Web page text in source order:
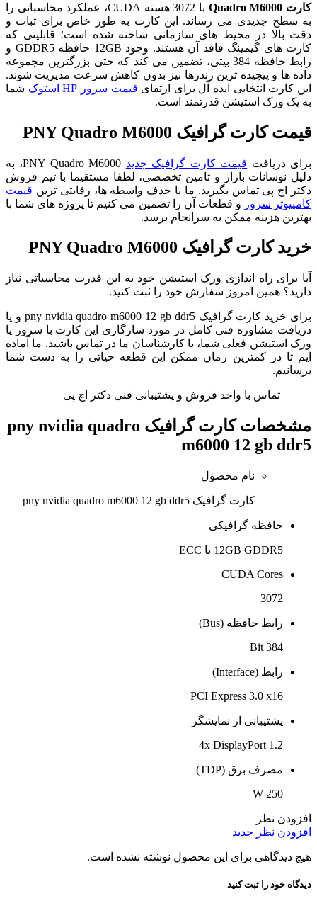
کارت Quadro M6000
با 3072 هسته CUDA، عملکرد محاسباتی را
به سطح جدیدی می رساند. این کارت به طور خاص برای ثبات و
دقت بالا در محیط های سازمانی ساخته شده است؛ قابلیتی که
کارت های گیمینگ فاقد آن هستند. وجود 12GB حافظه GDDR5 و
رابط حافظه 384 بیتی، تضمین می کند که حتی بزرگترین مجموعه
داده ها و پیچیده ترین رندرها نیز بدون کاهش سرعت مدیریت شوند.
این کارت انتخابی ایده آل برای ارتقای قیمت سرور HP استوک
شما
به یک ورک استیشن قدرتمند است.
قیمت کارت گرافیک PNY Quadro M6000
برای دریافت قیمت کارت گرافیک جدید
PNY Quadro M6000، به
دلیل نوسانات بازار و تامین تخصصی، لطفا مستقیما با تیم فروش
دکتر اچ پی تماس بگیرید. ما با حذف واسطه ها، رقابتی ترین قیمت
کامپیوتر سرور و قطعات آن را تضمین می کنیم تا پروژه های شما با
بهترین هزینه ممکن به سرانجام برسد.
خرید کارت گرافیک PNY Quadro M6000
آیا برای راه اندازی ورک استیشن خود به این قدرت محاسباتی نیاز
دارید؟ همین امروز سفارش خود را ثبت کنید.
برای خرید کارت گرافیک pny nvidia quadro m6000 12 gb ddr5 و یا
دریافت مشاوره فنی کامل در مورد سازگاری این کارت با سرور یا
ورک استیشن فعلی شما، با کارشناسان ما در تماس باشید. ما آماده
ایم تا در کمترین زمان ممکن این قطعه حیاتی را به دست شما
برسانیم.
تماس با واحد فروش و پشتیبانی فنی دکتر اچ پی
مشخصات
کارت گرافیک pny nvidia quadro
m6000 12 gb ddr5
نام محصول
کارت گرافیک pny nvidia quadro m6000 12 gb ddr5
حافظه گرافیکی
12GB GDDR5 با ECC
CUDA Cores
3072
رابط حافظه (Bus)
384 Bit
رابط (Interface)
PCI Express 3.0 x16
پشتیبانی از نمایشگر
4x DisplayPort 1.2
مصرف برق (TDP)
250 W
افزودن نظر
افزودن نظر جدید
هیچ دیدگاهی برای این محصول نوشته نشده است.
دیدگاه خود را ثبت کنید